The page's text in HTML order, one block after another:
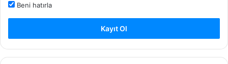
Beni hatırla
Kayıt Ol